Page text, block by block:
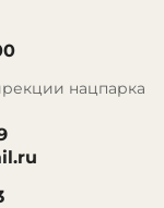
нацпарка